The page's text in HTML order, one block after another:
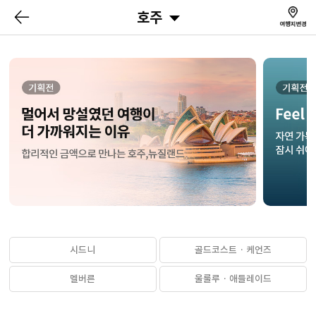
호주
시드니 골드코스트 · 케언즈
멜버른 울룰루 · 애들레이드